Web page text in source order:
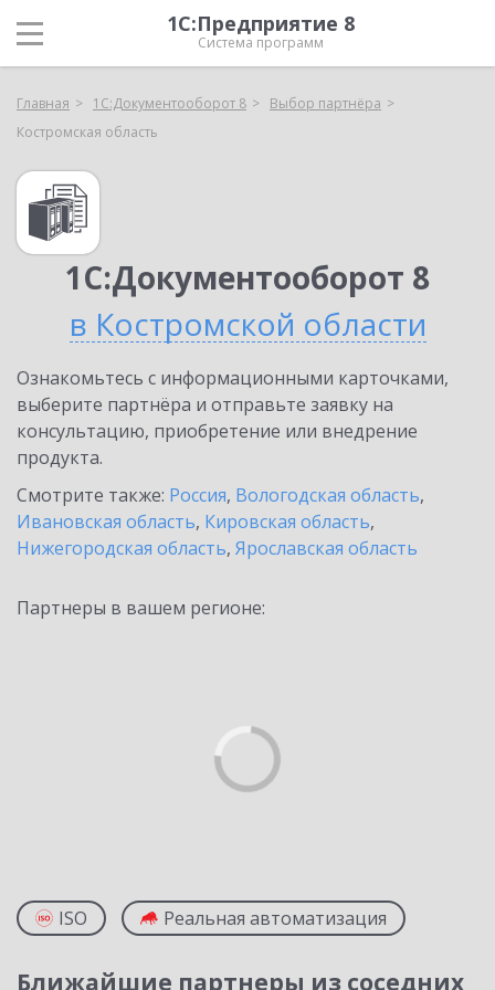
1С:Предприятие 8
Система программ
Главная 1С:Документооборот 8
Выбор партнёра
Костромская область
1С:Документооборот 8
в Костромской области
Ознакомьтесь с информационными карточками,
выберите партнёра и отправьте заявку на
консультацию, приобретение или внедрение
продукта.
Смотрите также: Россия, Вологодская область,
Ивановская область, Кировская область,
Нижегородская область, Ярославская область
Партнеры в вашем регионе:
ISO Реальная автоматизация
Ближайшие партнеры из соседних